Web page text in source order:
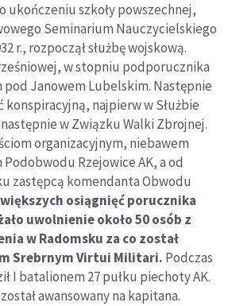
ukończeniu szkoły powszechnej,
Seminarium Nauczycielskiego
r., rozpoczął służbę wojskową.
w stopniu podporucznika
pod Janowem Lubelskim. Następnie
konspiracyjną, najpierw w Służbie
w Związku Walki Zbrojnej.
organizacyjnym, niebawem
Rzejowice AK, a od
zastępcą komendanta Obwodu
osiągnięć porucznika
uwolnienie około 50 osób z
w Radomsku za co został
Srebrnym Virtui Militari. Podczas
I batalionem 27 pułku piechoty AK.
awansowany na kapitana.